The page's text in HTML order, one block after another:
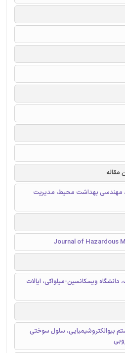
مقاله
مهندسی بهداشت محیط، مدیریت
ویسکانسین-میلواکی، ایالات
بیوالکتروشیمیایی، سلول سوختی